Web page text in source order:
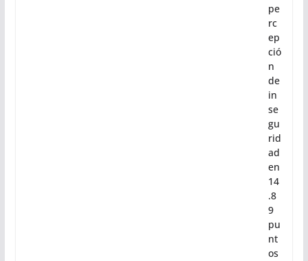
pe
rc
ep
ció
n
de
in
se
gu
rid
ad
en
14
.8
9
pu
nt
os